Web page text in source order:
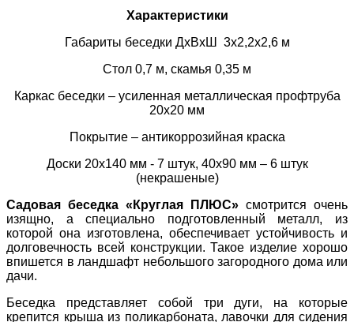
Характеристики
Габариты беседки ДхВхШ 3х2,2х2,6 м
Стол 0,7 м, скамья 0,35 м
Каркас беседки – усиленная металлическая профтруба
20х20 мм
Покрытие – антикоррозийная краска
Доски 20х140 мм - 7 штук, 40х90 мм – 6 штук
(некрашеные)
Садовая беседка «Круглая ПЛЮС» смотрится очень
изящно, а специально подготовленный металл, из
которой она изготовлена, обеспечивает устойчивость и
долговечность всей конструкции. Такое изделие хорошо
впишется в ландшафт небольшого загородного дома или
дачи.
Беседка представляет собой три дуги, на которые
крепится крыша из поликарбоната, лавочки для сидения